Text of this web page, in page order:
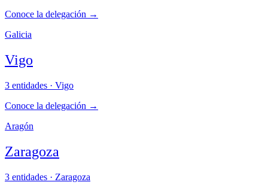
Conoce la delegación →
Galicia
Vigo
3 entidades · Vigo
Conoce la delegación →
Aragón
Zaragoza
3 entidades · Zaragoza